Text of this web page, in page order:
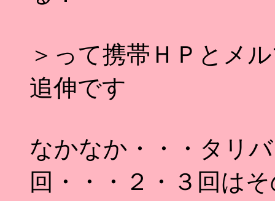
＞って携帯ＨＰとメ
追伸です
なかなか・・・タリ
回・・・２・３回は